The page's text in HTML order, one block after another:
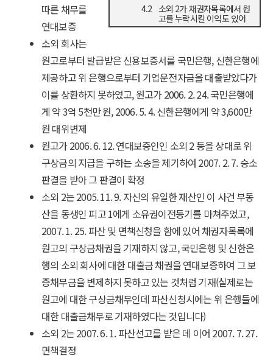
소외 2가 채권자목록에서 원
고를 누락시킬 이익도 있어
따른 채무를
연대보증
소외 회사는
원고로부터 발급받은 신용보증서를 국민은행, 신한은행에
제공하고 위 은행으로부터 기업운전자금을 대출받았다가
이를 상환하지 못하였고, 원고가 2006. 2. 24. 국민은행에
게 약 3억 5천만 원, 2006. 5. 4. 신한은행에게 약 3,600만
원 대위변제
원고가 2006. 6. 12. 연대보증인인 소외 2 등을 상대로 위
구상금의 지급을 구하는 소송을 제기하여 2007. 2. 7. 승소
판결을 받아 그 판결이 확정
소외 2는 2005. 11. 9. 자신의 유일한 재산인 이 사건 부동
산을 동생인 피고 1에게 소유권이전등기를 마쳐주었고,
2007. 1. 25. 파산 및 면책신청을 함에 있어 채권자목록에
원고의 구상금채권을 기재하지 않고, 국민은행 및 신한은
행의 소외 회사에 대한 대출금 채권을 연대보증하여 그 보
증채무금을 변제하지 못하고 있는 것처럼 기재(실제로는
원고에 대한 구상금채무인데 파산신청시에는 위 은행들에
대한 대출금채무로 기재하였다는 것입니다)
소외 2는 2007. 6. 1. 파산선고를 받은 데 이어 2007. 7. 27.
면책결정